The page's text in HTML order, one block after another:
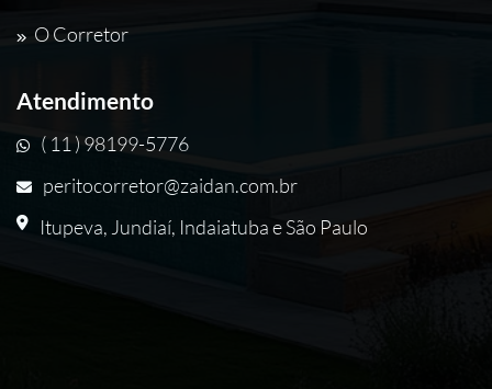
O Corretor
Atendimento
( 11 ) 98199-5776
peritocorretor@zaidan.com.br
Itupeva, Jundiaí, Indaiatuba e São Paulo